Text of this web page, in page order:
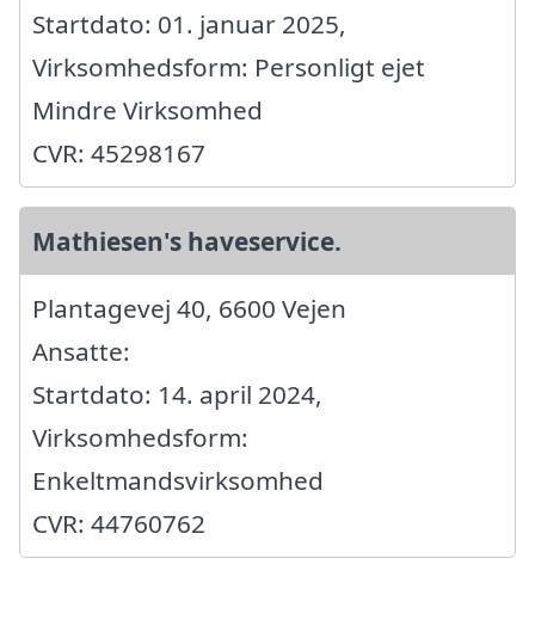
Startdato: 01. januar 2025,
Virksomhedsform: Personligt ejet
Mindre Virksomhed
CVR: 45298167
Mathiesen's haveservice.
Plantagevej 40, 6600 Vejen
Ansatte:
Startdato: 14. april 2024,
Virksomhedsform:
Enkeltmandsvirksomhed
CVR: 44760762